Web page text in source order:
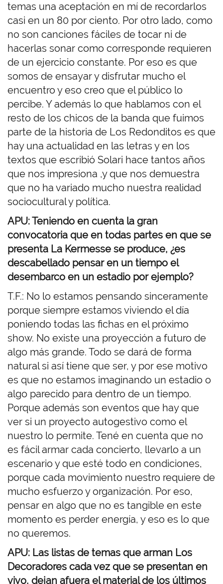
temas una aceptación en mí de recordarlos
casi en un 80 por ciento. Por otro lado, como
no son canciones fáciles de tocar ni de
hacerlas sonar como corresponde requieren
de un ejercicio constante. Por eso es que
somos de ensayar y disfrutar mucho el
encuentro y eso creo que el público lo
percibe. Y además lo que hablamos con el
resto de los chicos de la banda que fuimos
parte de la historia de Los Redonditos es que
hay una actualidad en las letras y en los
textos que escribió Solari hace tantos años
que nos impresiona ,y que nos demuestra
que no ha variado mucho nuestra realidad
sociocultural y política.
APU: Teniendo en cuenta la gran
convocatoria que en todas partes en que se
presenta La Kermesse se produce, ¿es
descabellado pensar en un tiempo el
desembarco en un estadio por ejemplo?
T.F.: No lo estamos pensando sinceramente
porque siempre estamos viviendo el día
poniendo todas las fichas en el próximo
show. No existe una proyección a futuro de
algo más grande. Todo se dará de forma
natural si así tiene que ser, y por ese motivo
es que no estamos imaginando un estadio o
algo parecido para dentro de un tiempo.
Porque además son eventos que hay que
ver si un proyecto autogestivo como el
nuestro lo permite. Tené en cuenta que no
es fácil armar cada concierto, llevarlo a un
escenario y que esté todo en condiciones,
porque cada movimiento nuestro requiere de
mucho esfuerzo y organización. Por eso,
pensar en algo que no es tangible en este
momento es perder energía, y eso es lo que
no queremos.
APU: Las listas de temas que arman Los
Decoradores cada vez que se presentan en
vivo, dejan afuera el material de los últimos